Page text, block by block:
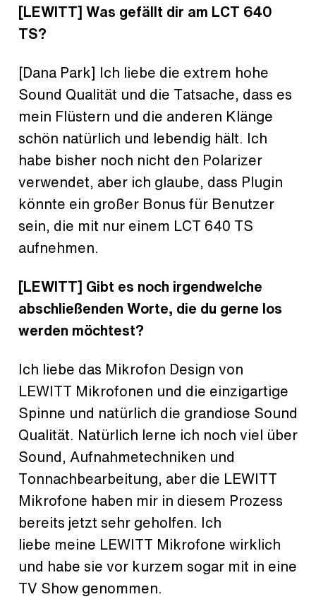
[LEWITT] Was gefällt dir am LCT 640
TS?
[Dana Park] Ich liebe die extrem hohe
Sound Qualität und die Tatsache, dass es
mein Flüstern und die anderen Klänge
schön natürlich und lebendig hält. Ich
habe bisher noch nicht den Polarizer
verwendet, aber ich glaube, dass Plugin
könnte ein großer Bonus für Benutzer
sein, die mit nur einem LCT 640 TS
aufnehmen.
[LEWITT] Gibt es noch irgendwelche
abschließenden Worte, die du gerne los
werden möchtest?
Ich liebe das Mikrofon Design von
LEWITT Mikrofonen und die einzigartige
Spinne und natürlich die grandiose Sound
Qualität. Natürlich lerne ich noch viel über
Sound, Aufnahmetechniken und
Tonnachbearbeitung, aber die LEWITT
Mikrofone haben mir in diesem Prozess
bereits jetzt sehr geholfen. Ich
liebe meine LEWITT Mikrofone wirklich
und habe sie vor kurzem sogar mit in eine
TV Show genommen.